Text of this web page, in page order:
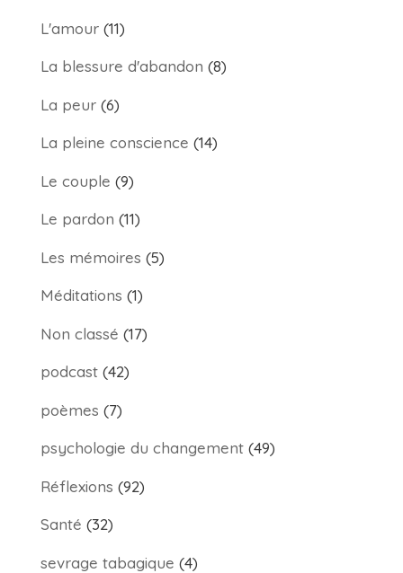
L'amour(11)
La blessure d'abandon (8)
La peur(6)
La pleine conscience (14)
Le couple (9)
Le pardon (11)
Les mémoires (5)
Méditations (1)
Non classé (17)
podcast(42)
poèmes (7)
psychologie du changement(49)
Réflexions (92)
Santé (32)
sevrage tabagique (4)